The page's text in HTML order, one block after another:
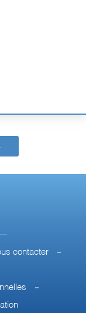
contacter